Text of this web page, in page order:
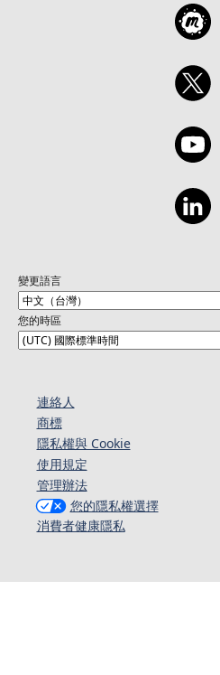
變更語言
您的時區
連絡人​​
商標
隱私權與 Cookie
使用規定
管理辦法
您的隱私權選擇
消費者健康隱私